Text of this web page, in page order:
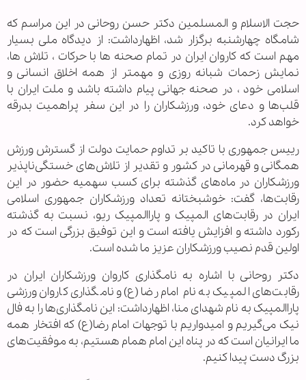
حجت الاسلام و المسلمین دکتر حسن روحانی در این مراسم که
شامگاه چهارشنبه برگزار شد، اظهارداشت: از دیدگاه ملی بسیار
مهم است که کاروان ایران در تمام صحنه ها با حرکات ، تلاش ها،
نمایش زحمات شبانه روزی و مهمتر از همه اخلاق انسانی و
اسلامی خود ، در صحنه جهانی پیام داشته باشد و ملت ایران با
قلب‌ها و دعای خود، ورزشکاران را در این سفر پراهمیت بدرقه
خواهد کرد.
رییس جمهوری با تاکید بر تداوم حمایت دولت از گسترش ورزش
همگانی و قهرمانی در کشور و تقدیر از تلاش‌های خستگی‌ناپذیر
ورزشکاران در ماه‌های گذشته برای کسب سهمیه حضور در این
رقابت‌ها، گفت: خوشبختانه تعداد ورزشکاران جمهوری اسلامی
ایران در رقابت‌های المپیک و پاراالمپیک ریو، نسبت به گذشته
رکورد داشته و افزایش یافته است و این توفیق بزرگی است که در
اولین قدم نصیب ورزشکاران عزیز ما شده است.
دکتر روحانی با اشاره به نامگذاری کاروان ورزشکاران ایران در
رقابت‌های المپیک به نام امام رضا(ع) و نامگذاری کاروان ورزشی
پاراالمپیک به نام شهدای منا، اظهارداشت: این نامگذاری‌ها را به فال
نیک می‌گیریم و امیدواریم با توجهات امام رضا(ع) که افتخار همه
ما ایرانیان است که در پناه این امام همام هستیم، به موفقیت‌های
بزرگ دست پیدا کنیم.